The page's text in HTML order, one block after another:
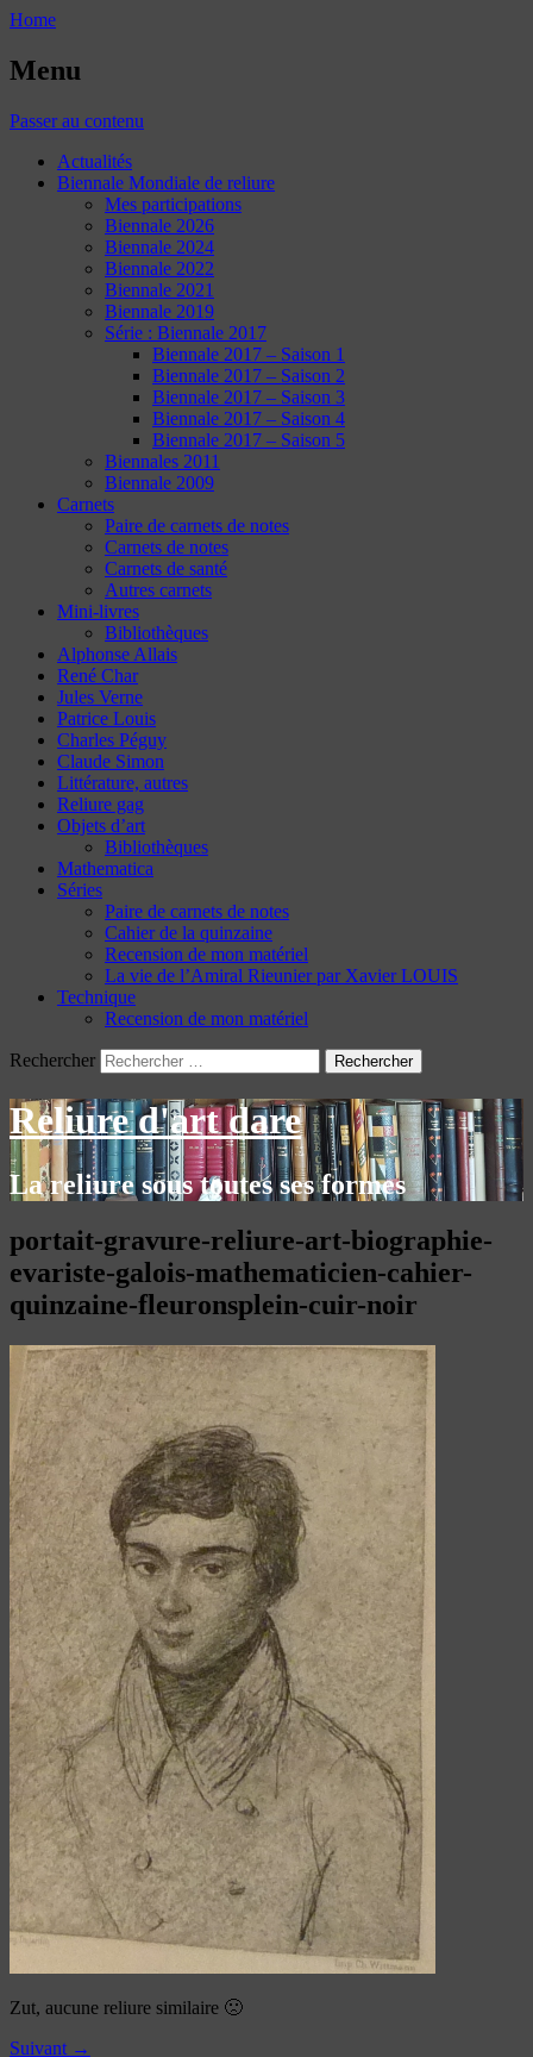
Home
Menu
Passer au contenu
Actualités
Biennale Mondiale de reliure
Mes participations
Biennale 2026
Biennale 2024
Biennale 2022
Biennale 2021
Biennale 2019
Série : Biennale 2017
Biennale 2017 – Saison 1
Biennale 2017 – Saison 2
Biennale 2017 – Saison 3
Biennale 2017 – Saison 4
Biennale 2017 – Saison 5
Biennales 2011
Biennale 2009
Carnets
Paire de carnets de notes
Carnets de notes
Carnets de santé
Autres carnets
Mini-livres
Bibliothèques
Alphonse Allais
René Char
Jules Verne
Patrice Louis
Charles Péguy
Claude Simon
Littérature, autres
Reliure gag
Objets d’art
Bibliothèques
Mathematica
Séries
Paire de carnets de notes
Cahier de la quinzaine
Recension de mon matériel
La vie de l’Amiral Rieunier par Xavier LOUIS
Technique
Recension de mon matériel
Rechercher
Reliure d'art dare
La reliure sous toutes ses formes
portait-gravure-reliure-art-biographie-
evariste-galois-mathematicien-cahier-
quinzaine-fleuronsplein-cuir-noir
Zut, aucune reliure similaire 🙁
Suivant →